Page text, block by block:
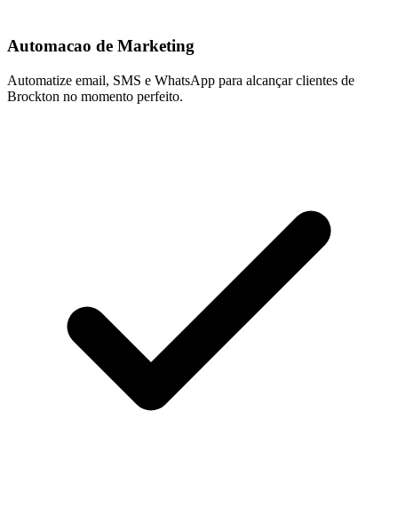
Automacao de Marketing
Automatize email, SMS e WhatsApp para alcançar clientes de
Brockton no momento perfeito.